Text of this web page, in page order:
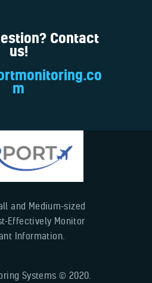
Contact
us!
m
and Medium-sized
Effectively Monitor
Information.
Systems © 2020.